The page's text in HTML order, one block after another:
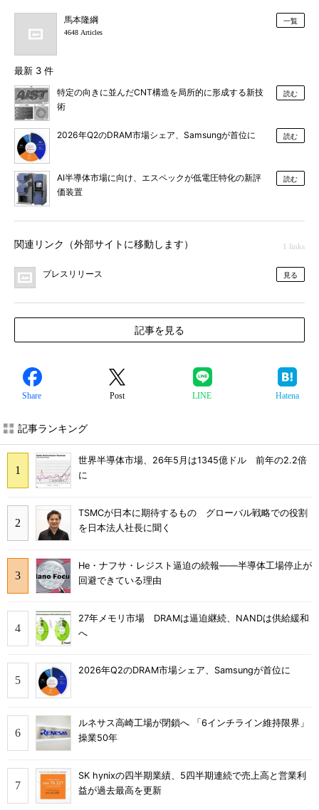
馬本隆綱
4648 Articles
一覧
最新 3 件
特定の向きに並んだCNT構造を局所的に形成する新技
術
読む
2026年Q2のDRAM市場シェア、Samsungが首位に 読む
AI半導体市場に向け、エスペックが低電圧特化の新評
価装置
読む
関連リンク（外部サイトに移動します） 1 links
プレスリリース 見る
記事を見る
Share Post LINE Hatena
記事ランキング
世界半導体市場、26年5月は1345億ドル 前年の2.2倍
に
TSMCが日本に期待するもの グローバル戦略での役割
を日本法人社長に聞く
He・ナフサ・レジスト逼迫の続報――半導体工場停止が
回避できている理由
27年メモリ市場 DRAMは逼迫継続、NANDは供給緩和
へ
2026年Q2のDRAM市場シェア、Samsungが首位に
ルネサス高崎工場が閉鎖へ 「6インチライン維持限界」
操業50年
SK hynixの四半期業績、5四半期連続で売上高と営業利
益が過去最高を更新